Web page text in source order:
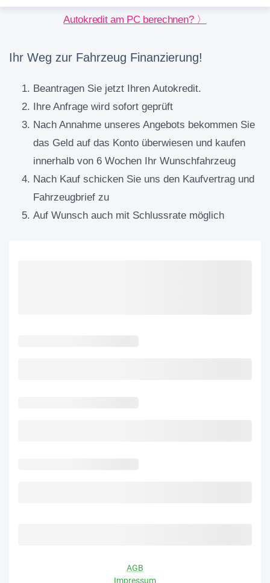
Autokredit am PC berechnen? 〉
Ihr Weg zur Fahrzeug Finanzierung!
Beantragen Sie jetzt Ihren Autokredit.
Ihre Anfrage wird sofort geprüft
Nach Annahme unseres Angebots bekommen Sie
das Geld auf das Konto überwiesen und kaufen
innerhalb von 6 Wochen Ihr Wunschfahrzeug
Nach Kauf schicken Sie uns den Kaufvertrag und
Fahrzeugbrief zu
Auf Wunsch auch mit Schlussrate möglich